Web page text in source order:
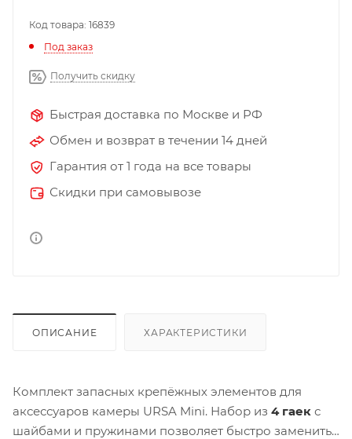
Код товара: 16839
Под заказ
Получить скидку
Быстрая доставка по Москве и РФ
Обмен и возврат в течении 14 дней
Гарантия от 1 года на все товары
Скидки при самовывозе
ОПИСАНИЕ ХАРАКТЕРИСТИКИ
Комплект запасных крепёжных элементов для
аксессуаров камеры URSA Mini. Набор из 4 гаек с
шайбами и пружинами позволяет быстро заменить